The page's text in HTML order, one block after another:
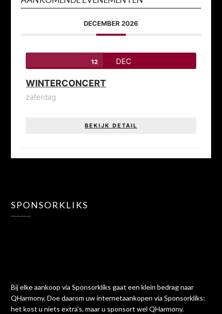
DECEMBER 2026
12 DEC
WINTERCONCERT
zaterdag
BEKIJK DETAIL
SPONSORKLIKS
Bij elke aankoop via Sponsorkliks gaat een klein bedrag naar
QHarmony. Doe daarom uw internetaankopen via Sponsorkliks:
het kost u niets extra's, maar u sponsort wel QHarmony.